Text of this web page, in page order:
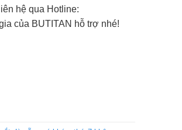
hệ qua Hotline:
của BUTITAN hỗ trợ nhé!